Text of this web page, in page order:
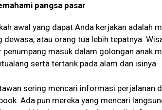
pangsa pasar
awal yang dapat Anda kerjakan adalah
dewasa, atau orang tua lebih tepatnya.
penumpang masuk dalam golongan anak
serta tertarik pada alam dan isinya.
sering mencari informasi perjalanan
Ada pun mereka yang mencari